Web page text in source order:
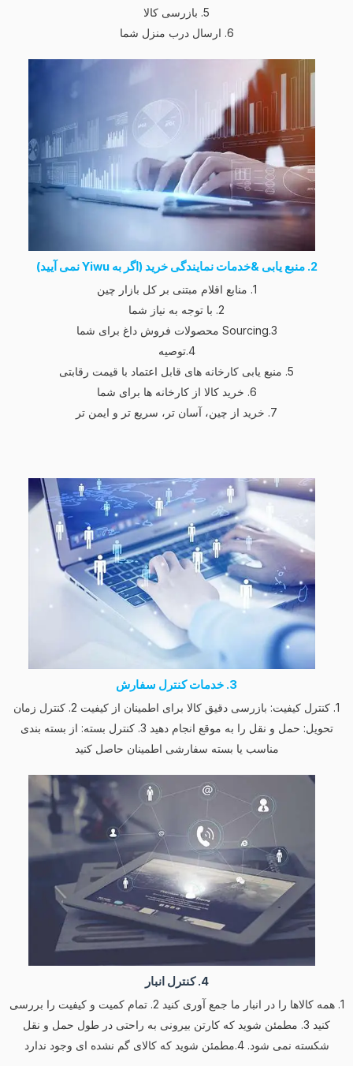
5. بازرسی کالا
6. ارسال درب منزل شما
2. منبع یابی &خدمات نمایندگی خرید (اگر به Yiwu نمی آیید)
1. منابع اقلام مبتنی بر کل بازار چین
2. با توجه به نیاز شما
3.Sourcing محصولات فروش داغ برای شما
4.توصیه
5. منبع یابی کارخانه های قابل اعتماد با قیمت رقابتی
6. خرید کالا از کارخانه ها برای شما
7. خرید از چین، آسان تر، سریع تر و ایمن تر
3. خدمات کنترل سفارش
1. کنترل کیفیت: بازرسی دقیق کالا برای اطمینان از کیفیت 2. کنترل زمان
تحویل: حمل و نقل را به موقع انجام دهید 3. کنترل بسته: از بسته بندی
مناسب یا بسته سفارشی اطمینان حاصل کنید
4. کنترل انبار
1. همه کالاها را در انبار ما جمع آوری کنید 2. تمام کمیت و کیفیت را بررسی
کنید 3. مطمئن شوید که کارتن بیرونی به راحتی در طول حمل و نقل
شکسته نمی شود. 4.مطمئن شوید که کالای گم نشده ای وجود ندارد